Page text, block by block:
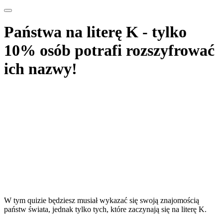
Państwa na literę K - tylko
10% osób potrafi rozszyfrować
ich nazwy!
W tym quizie będziesz musiał wykazać się swoją znajomością
państw świata, jednak tylko tych, które zaczynają się na literę K.